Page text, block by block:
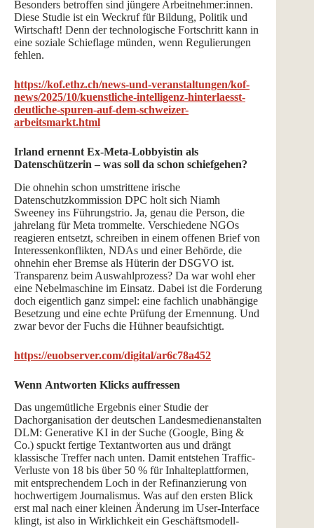
Besonders betroffen sind jüngere Arbeitnehmer:innen.
Diese Studie ist ein Weckruf für Bildung, Politik und
Wirtschaft! Denn der technologische Fortschritt kann in
eine soziale Schieflage münden, wenn Regulierungen
fehlen.
https://kof.ethz.ch/news-und-veranstaltungen/kof-
news/2025/10/kuenstliche-intelligenz-hinterlaesst-
deutliche-spuren-auf-dem-schweizer-
arbeitsmarkt.html
Irland ernennt Ex-Meta-Lobbyistin als
Datenschützerin – was soll da schon schiefgehen?
Die ohnehin schon umstrittene irische
Datenschutzkommission DPC holt sich Niamh
Sweeney ins Führungstrio. Ja, genau die Person, die
jahrelang für Meta trommelte. Verschiedene NGOs
reagieren entsetzt, schreiben in einem offenen Brief von
Interessenkonflikten, NDAs und einer Behörde, die
ohnehin eher Bremse als Hüterin der DSGVO ist.
Transparenz beim Auswahlprozess? Da war wohl eher
eine Nebelmaschine im Einsatz. Dabei ist die Forderung
doch eigentlich ganz simpel: eine fachlich unabhängige
Besetzung und eine echte Prüfung der Ernennung. Und
zwar bevor der Fuchs die Hühner beaufsichtigt.
https://euobserver.com/digital/ar6c78a452
Wenn Antworten Klicks auffressen
Das ungemütliche Ergebnis einer Studie der
Dachorganisation der deutschen Landesmedienanstalten
DLM: Generative KI in der Suche (Google, Bing &
Co.) spuckt fertige Textantworten aus und drängt
klassische Treffer nach unten. Damit entstehen Traffic-
Verluste von 18 bis über 50 % für Inhalteplattformen,
mit entsprechendem Loch in der Refinanzierung von
hochwertigem Journalismus. Was auf den ersten Blick
erst mal nach einer kleinen Änderung im User-Interface
klingt, ist also in Wirklichkeit ein Geschäftsmodell-